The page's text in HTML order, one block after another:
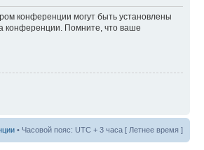
конференции могут быть установлены
конференции. Помните, что ваше
• Часовой пояс: UTC + 3 часа [ Летнее время ]